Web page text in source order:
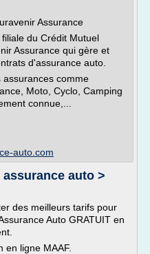
Assurance
du Crédit Mutuel
Assurance qui gère et
d'assurance auto.
comme
Moto, Cyclo, Camping
connue,...
auto.com
auto >
des meilleurs tarifs pour
Auto GRATUIT en
en ligne MAAF.